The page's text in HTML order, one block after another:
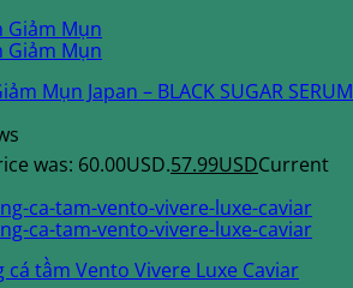
Mụn Japan – BLACK SUGAR SERUM
was: 60.00USD.57.99USDCurrent
tầm Vento Vivere Luxe Caviar